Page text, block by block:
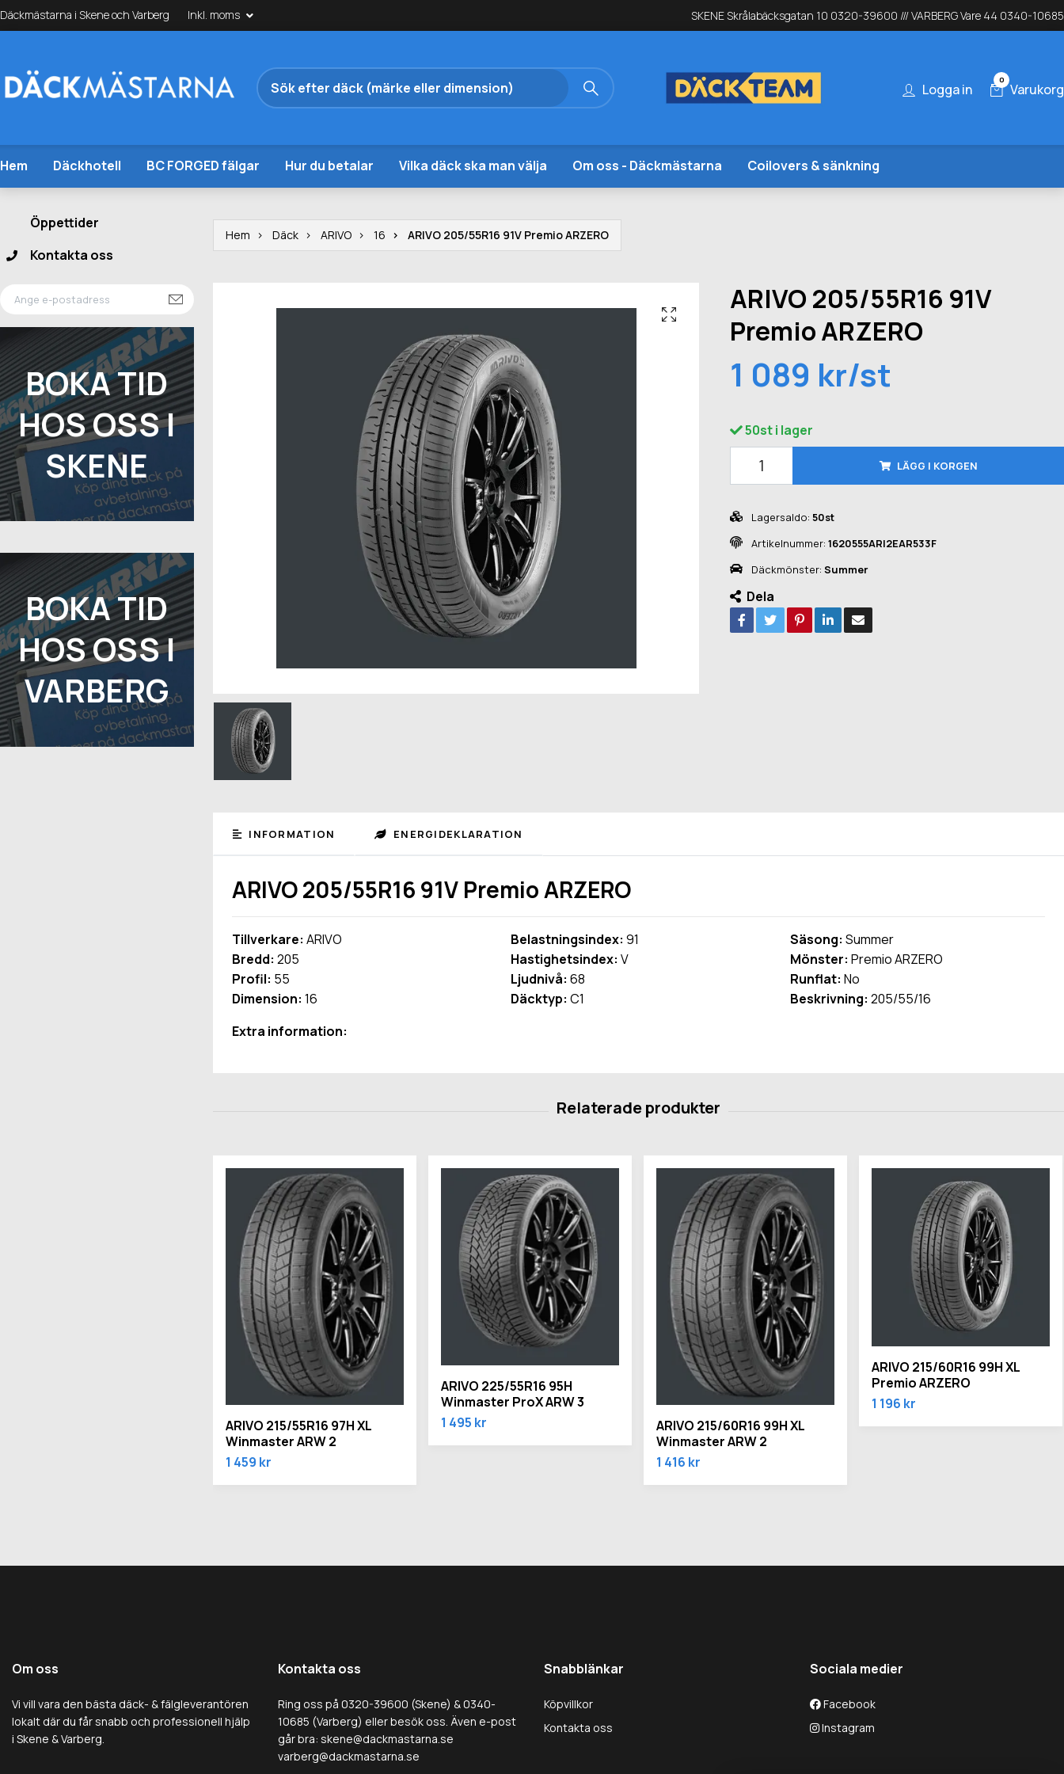
Däckmästarna i Skene och Varberg Inkl. moms SKENE Skrålabäcksgatan 10 0320-39600 /// VARBERG Vare 44 0340-10685
Logga in
0
Varukorg
Hem Däckhotell BC FORGED fälgar Hur du betalar Vilka däck ska man välja Om oss - Däckmästarna Coilovers & sänkning
Öppettider
Kontakta oss
BOKA TID
HOS OSS I
SKENE
BOKA TID
HOS OSS I
VARBERG
Hem Däck ARIVO 16 ARIVO 205/55R16 91V Premio ARZERO
ARIVO 205/55R16 91V
Premio ARZERO
1 089 kr/st
50st i lager
LÄGG I KORGEN
Lagersaldo: 50st
Artikelnummer: 1620555ARI2EAR533F
Däckmönster: Summer
Dela
INFORMATION ENERGIDEKLARATION
ARIVO 205/55R16 91V Premio ARZERO
Tillverkare: ARIVO
Bredd: 205
Profil: 55
Dimension: 16
Belastningsindex: 91
Hastighetsindex: V
Ljudnivå: 68
Däcktyp: C1
Säsong: Summer
Mönster: Premio ARZERO
Runflat: No
Beskrivning: 205/55/16
Extra information:
ARIVO 215/55R16 97H XL
Winmaster ARW 2
1 459 kr
ARIVO 225/55R16 95H
Winmaster ProX ARW 3
1 495 kr
ARIVO 215/60R16 99H XL
Winmaster ARW 2
1 416 kr
ARIVO 215/60R16 99H XL
Premio ARZERO
1 196 kr
Om oss
Vi vill vara den bästa däck- & fälgleverantören
lokalt där du får snabb och professionell hjälp
i Skene & Varberg.
Kontakta oss
Ring oss på 0320-39600 (Skene) & 0340-
10685 (Varberg) eller besök oss. Även e-post
går bra: skene@dackmastarna.se
varberg@dackmastarna.se
Snabblänkar
Köpvillkor
Kontakta oss
Sociala medier
Facebook
Instagram